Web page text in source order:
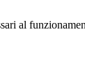
al